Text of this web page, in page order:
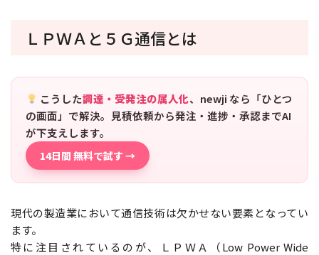
ＬＰＷＡと５Ｇ通信とは
こうした調達・受発注の属人化、newji なら「ひとつ
の画面」で解決。見積依頼から発注・進捗・承認までAI
が下支えします。
14日間 無料で試す →
現代の製造業において通信技術は欠かせない要素となってい
ます。
特に注目されているのが、ＬＰＷＡ（Low Power Wide